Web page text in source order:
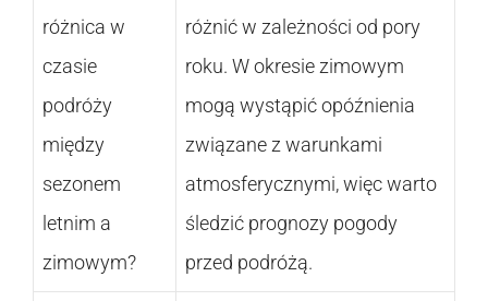
różnica w
czasie
podróży
między
sezonem
letnim a
zimowym?
różnić w zależności od pory
roku. W okresie zimowym
mogą wystąpić opóźnienia
związane z warunkami
atmosferycznymi, więc warto
śledzić prognozy pogody
przed podróżą.